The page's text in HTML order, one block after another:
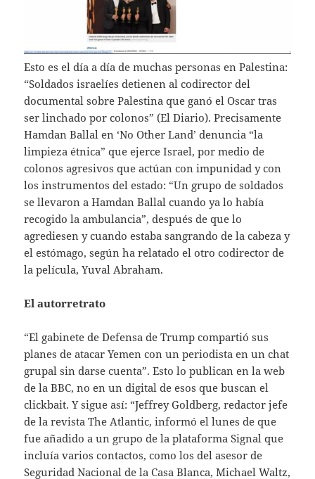
Esto es el día a día de muchas personas en Palestina:
“Soldados israelíes detienen al codirector del
documental sobre Palestina que ganó el Oscar tras
ser linchado por colonos” (El Diario). Precisamente
Hamdan Ballal en ‘No Other Land’ denuncia “la
limpieza étnica” que ejerce Israel, por medio de
colonos agresivos que actúan con impunidad y con
los instrumentos del estado: “Un grupo de soldados
se llevaron a Hamdan Ballal cuando ya lo había
recogido la ambulancia”, después de que lo
agrediesen y cuando estaba sangrando de la cabeza y
el estómago, según ha relatado el otro codirector de
la película, Yuval Abraham.
El autorretrato
“El gabinete de Defensa de Trump compartió sus
planes de atacar Yemen con un periodista en un chat
grupal sin darse cuenta”. Esto lo publican en la web
de la BBC, no en un digital de esos que buscan el
clickbait. Y sigue así: “Jeffrey Goldberg, redactor jefe
de la revista The Atlantic, informó el lunes de que
fue añadido a un grupo de la plataforma Signal que
incluía varios contactos, como los del asesor de
Seguridad Nacional de la Casa Blanca, Michael Waltz,